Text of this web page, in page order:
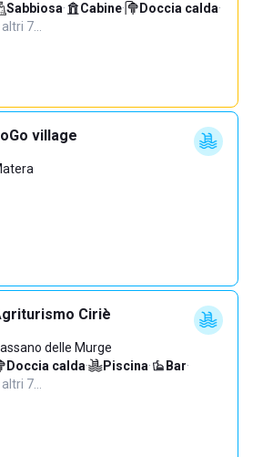
Sabbiosa· Cabine· Doccia calda·
7…
village
Ciriè
delle Murge
Doccia calda· Piscina· Bar·
7…